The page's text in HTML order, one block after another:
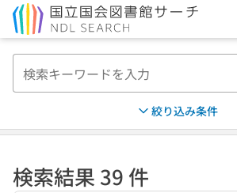
絞り込み条件
検索結果 39 件